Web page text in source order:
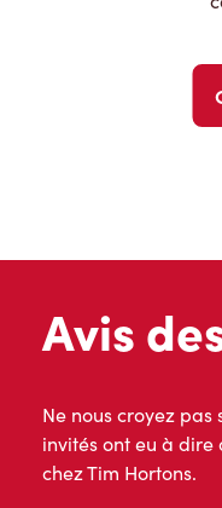
Avis
Ne nous croyez pas
invités ont eu à
chez Tim Hortons.